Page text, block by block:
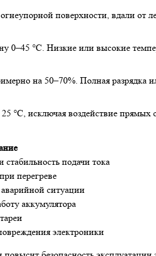
поверхности, вдали от
0–45 °C. Низкие или высокие
на 50–70%. Полная разрядка
°C, исключая воздействие
стабильность подачи тока
перегреве
ситуации
аккумулятора
электроники